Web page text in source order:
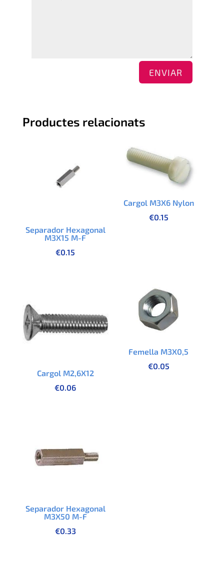
ENVIAR
Productes relacionats
Separador Hexagonal
M3X15 M-F
€0.15
Cargol M3X6 Nylon
€0.15
Cargol M2,6X12
€0.06
Femella M3X0,5
€0.05
Separador Hexagonal
M3X50 M-F
€0.33